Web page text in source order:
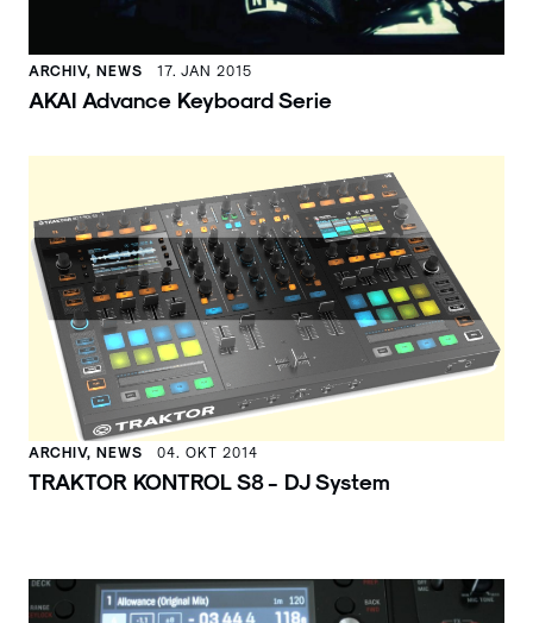
ARCHIV, NEWS 17. JAN 2015
AKAI Advance Keyboard Serie
ARCHIV, NEWS 04. OKT 2014
TRAKTOR KONTROL S8 - DJ System